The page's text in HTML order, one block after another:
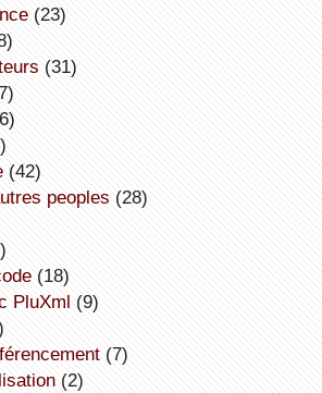
(23)
(31)
(42)
peoples (28)
(18)
PluXml (9)
(7)
(2)